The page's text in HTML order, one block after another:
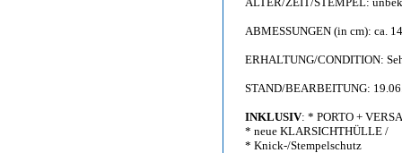
ABMESSUNGEN (in cm): ca.
ERHALTUNG/CONDITION:
STAND/BEARBEITUNG:
INKLUSIV: * PORTO +
* neue KLARSICHTHÜLLE /
* Knick-/Stempelschutz